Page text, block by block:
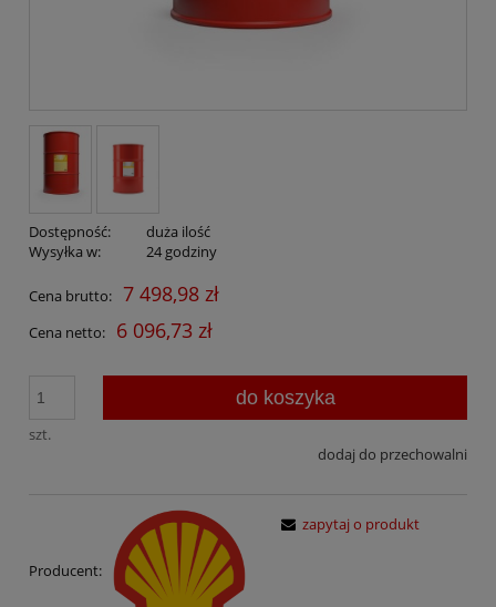
Dostępność:
duża ilość
Wysyłka w:
24 godziny
Cena brutto: 7 498,98 zł
Cena netto: 6 096,73 zł
szt.
do koszyka
dodaj do przechowalni
Producent:
zapytaj o produkt